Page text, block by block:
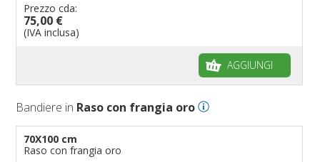
Prezzo cda:
75,00 €
(IVA inclusa)
AGGIUNGI
Bandiere in Raso con frangia oro
70X100 cm
Raso con frangia oro